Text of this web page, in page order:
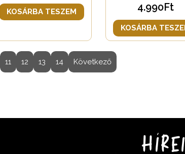
KOSÁRBA TESZEM 4.990Ft
KOSÁRBA
11 12 13 14 Következő